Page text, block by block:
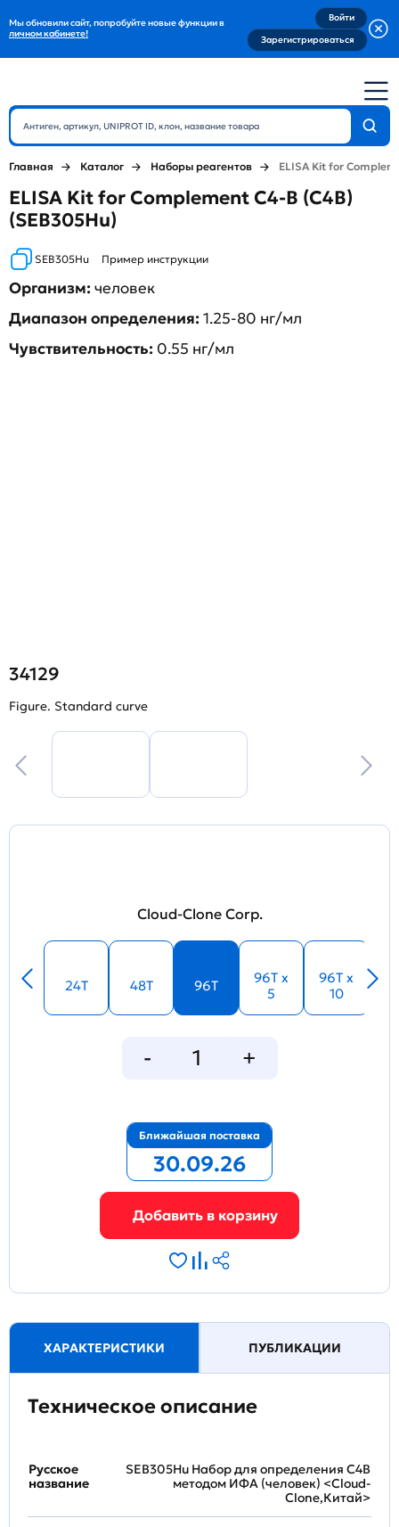
Мы обновили сайт, попробуйте новые функции в
личном кабинете!
Войти
Зарегистрироваться
Главная Каталог Наборы реагентов ELISA Kit for
ELISA Kit for Complement C4-B (C4B)
(SEB305Hu)
SEB305Hu Пример инструкции
Организм:человек
Диапазон определения:1.25-80 нг/мл
Чувствительность: 0.55 нг/мл
34129
Figure. Standard curve
Cloud-Clone Corp.
24T 48T 96T
96T x
5
96T x
10
Ближайшая поставка
30.09.26
ХАРАКТЕРИСТИКИ ПУБЛИКАЦИИ
Техническое описание
Русское
название
SEB305Hu Набор для определения C4B
методом ИФА (человек) <Cloud-
Clone,Китай>